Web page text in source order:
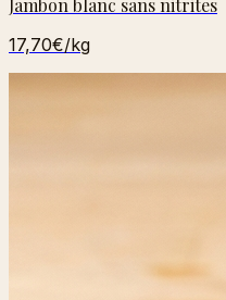
Jambon blanc sans nitrites
17,70€/kg